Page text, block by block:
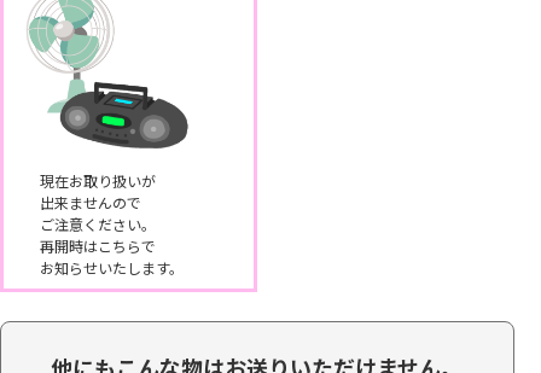
現在お取り扱いが
出来ませんので
ご注意ください。
再開時はこちらで
お知らせいたします。
他にもこんな物はお送りいただけません。